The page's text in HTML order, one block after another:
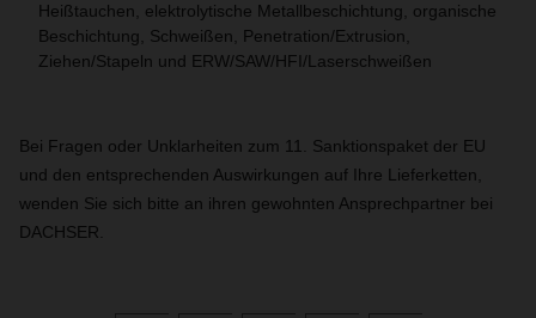
Heißtauchen, elektrolytische Metallbeschichtung, organische
Beschichtung, Schweißen, Penetration/Extrusion,
Ziehen/Stapeln und ERW/SAW/HFI/Laserschweißen
Bei Fragen oder Unklarheiten zum 11. Sanktionspaket der EU
und den entsprechenden Auswirkungen auf Ihre Lieferketten,
wenden Sie sich bitte an ihren gewohnten Ansprechpartner bei
DACHSER.